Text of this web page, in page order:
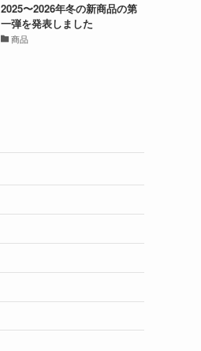
2025〜2026年冬の新商品の第
一弾を発表しました
商品